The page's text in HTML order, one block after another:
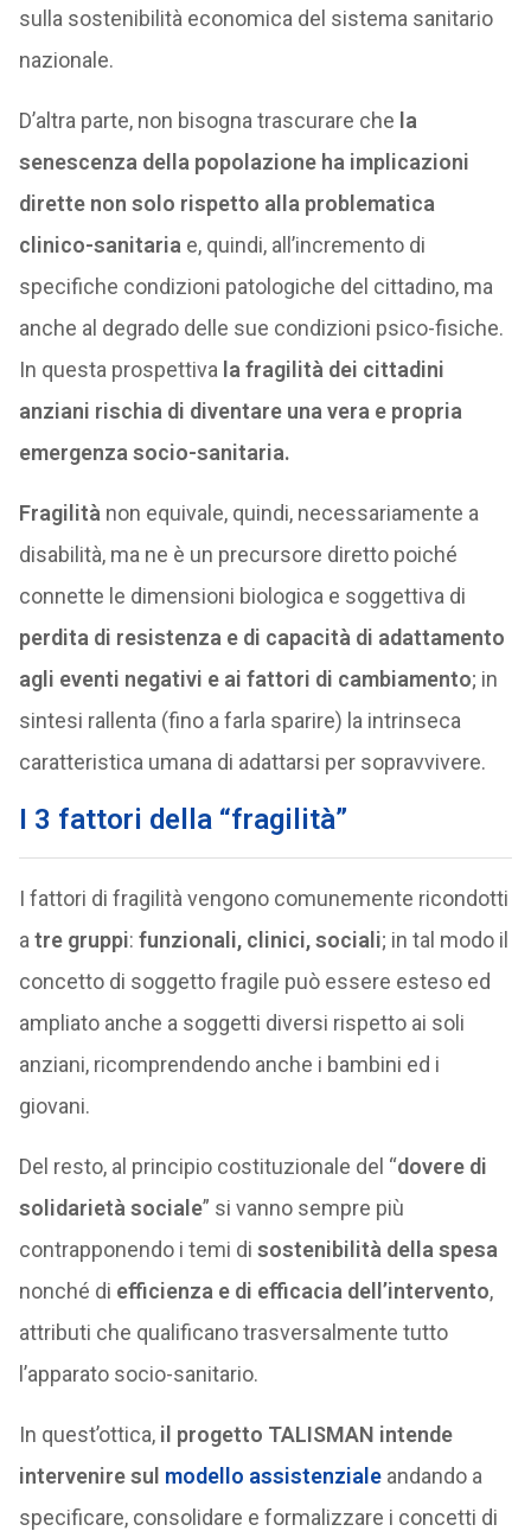
sulla sostenibilità economica del sistema sanitario
nazionale.
D’altra parte, non bisogna trascurare che la
senescenza della popolazione ha implicazioni
dirette non solo rispetto alla problematica
clinico-sanitaria e, quindi, all’incremento di
specifiche condizioni patologiche del cittadino, ma
anche al degrado delle sue condizioni psico-fisiche.
In questa prospettiva la fragilità dei cittadini
anziani rischia di diventare una vera e propria
emergenza socio-sanitaria.
Fragilità non equivale, quindi, necessariamente a
disabilità, ma ne è un precursore diretto poiché
connette le dimensioni biologica e soggettiva di
perdita di resistenza e di capacità di adattamento
agli eventi negativi e ai fattori di cambiamento; in
sintesi rallenta (fino a farla sparire) la intrinseca
caratteristica umana di adattarsi per sopravvivere.
I 3 fattori della “fragilità”
I fattori di fragilità vengono comunemente ricondotti
a tre gruppi: funzionali, clinici, sociali; in tal modo il
concetto di soggetto fragile può essere esteso ed
ampliato anche a soggetti diversi rispetto ai soli
anziani, ricomprendendo anche i bambini ed i
giovani.
Del resto, al principio costituzionale del “dovere di
solidarietà sociale” si vanno sempre più
contrapponendo i temi di sostenibilità della spesa
nonché di efficienza e di efficacia dell’intervento,
attributi che qualificano trasversalmente tutto
l’apparato socio-sanitario.
In quest’ottica, il progetto TALISMAN intende
intervenire sul modello assistenzialeandando a
specificare, consolidare e formalizzare i concetti di